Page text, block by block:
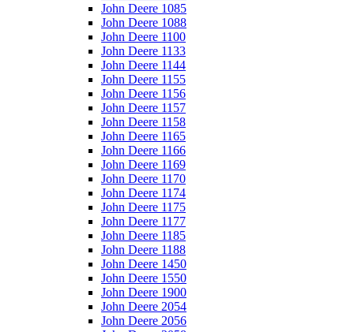
John Deere 1085
John Deere 1088
John Deere 1100
John Deere 1133
John Deere 1144
John Deere 1155
John Deere 1156
John Deere 1157
John Deere 1158
John Deere 1165
John Deere 1166
John Deere 1169
John Deere 1170
John Deere 1174
John Deere 1175
John Deere 1177
John Deere 1185
John Deere 1188
John Deere 1450
John Deere 1550
John Deere 1900
John Deere 2054
John Deere 2056